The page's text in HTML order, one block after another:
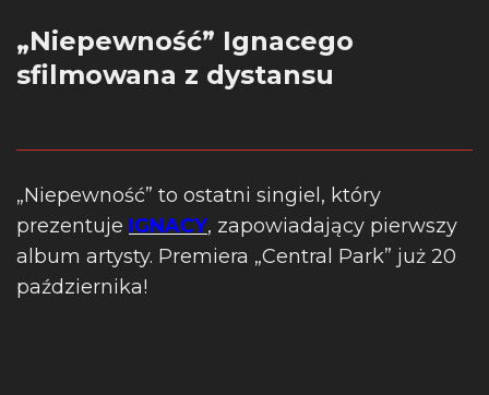
„Niepewność” Ignacego
sfilmowana z dystansu
„Niepewność” to ostatni singiel, który
prezentuje IGNACY, zapowiadający pierwszy
album artysty. Premiera „Central Park” już 20
października!